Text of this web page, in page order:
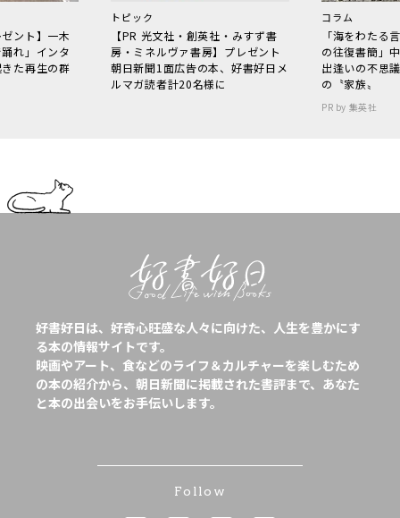
ント】一木
れ」インタ
た再生の群
トピック
【PR 光文社・創英社・みすず書
房・ミネルヴァ書房】プレゼント
朝日新聞1面広告の本、好書好日メ
ルマガ読者計20名様に
コラム
「海をわた
の往復書簡」
出逢いの不思
の〝家族〟
PR by 集英社
好書好日は、好奇心旺盛な人々に向けた、人生を豊かにす
る本の情報サイトです。
映画やアート、食などのライフ＆カルチャーを楽しむため
の本の紹介から、朝日新聞に掲載された書評まで、あなた
と本の出会いをお手伝いします。
Follow